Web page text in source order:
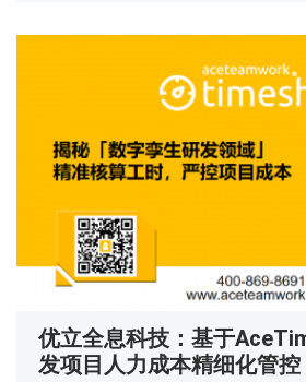
优立全息科技：基于
发项目人力成本精细化管控